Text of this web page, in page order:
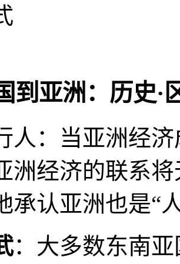
到亚洲：历史·
人：当亚洲经
洲经济的联系
承认亚洲也是“
：大多数东南